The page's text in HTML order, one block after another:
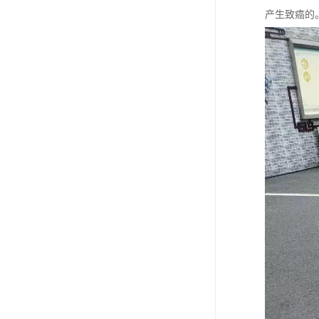
产生致癌的